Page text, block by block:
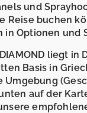
und
Reise buchen
in Optionen und
liegt in
Basis in
Umgebung
auf der